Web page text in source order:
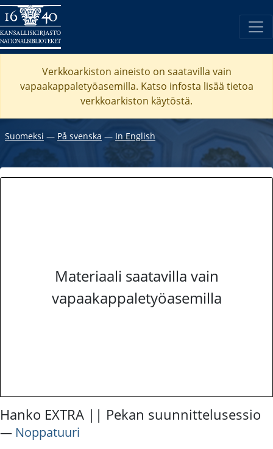
Verkkoarkiston aineisto on saatavilla vain
vapaakappaletyöasemilla. Katso infosta lisää tietoa
verkkoarkiston käytöstä.
Suomeksi ― På svenska ― In English
Materiaali saatavilla vain
vapaakappaletyöasemilla
Hanko EXTRA || Pekan suunnittelusessio
― Noppatuuri